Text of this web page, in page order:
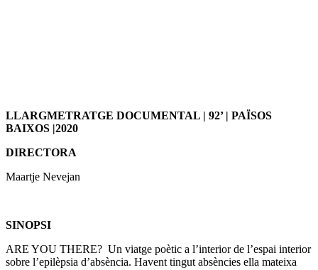
LLARGMETRATGE DOCUMENTAL | 92’ | PAÏSOS
BAIXOS |2020
DIRECTORA
Maartje Nevejan
SINOPSI
ARE YOU THERE? Un viatge poètic a l’interior de l’espai interior
sobre l’epilèpsia d’absència. Havent tingut absències ella mateixa